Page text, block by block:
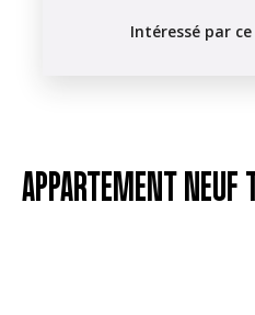
Intéressé par
APPARTEMENT NEUF